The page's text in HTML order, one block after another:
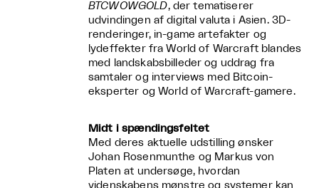
BTCWOWGOLD, der tematiserer
udvindingen af digital valuta i Asien. 3D-
renderinger, in-game artefakter og
lydeffekter fra World of Warcraft blandes
med landskabsbilleder og uddrag fra
samtaler og interviews med Bitcoin-
eksperter og World of Warcraft-gamere.
Midt i spændingsfeltet
Med deres aktuelle udstilling ønsker
Johan Rosenmunthe og Markus von
Platen at undersøge, hvordan
videnskabens mønstre og systemer kan